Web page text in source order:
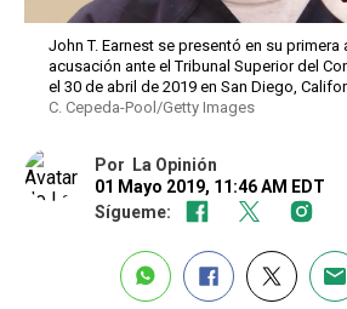
John T. Earnest se presentó en su primera
acusación ante el Tribunal Superior del
el 30 de abril de 2019 en San Diego,
C. Cepeda-Pool/Getty Images
Por
La Opinión
01 Mayo 2019, 11:46 AM EDT
Sígueme: